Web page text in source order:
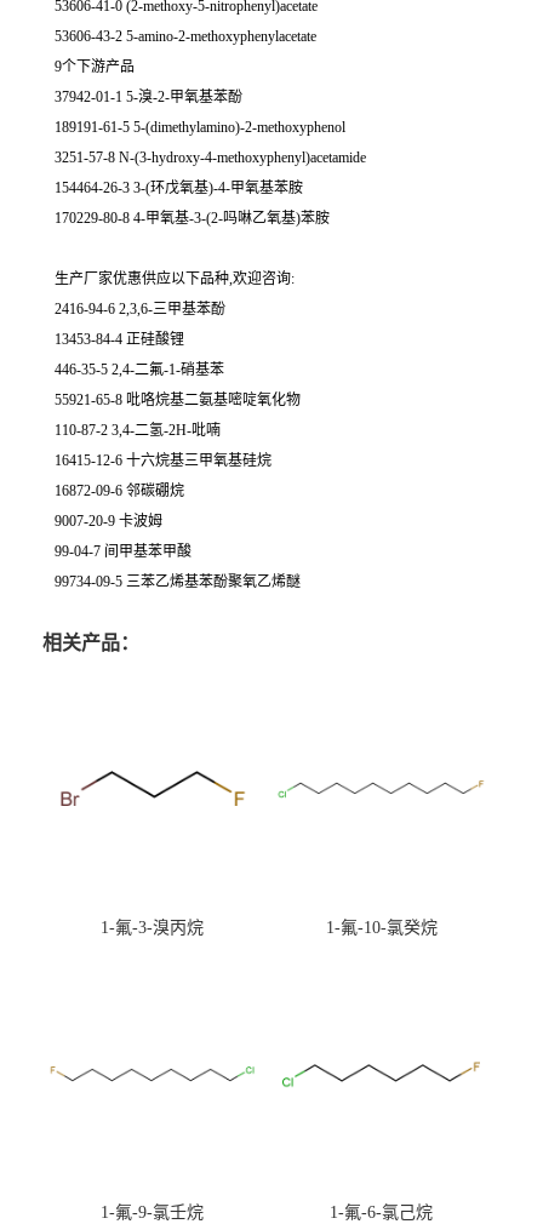
53606-41-0 (2-methoxy-5-nitrophenyl)acetate
53606-43-2 5-amino-2-methoxyphenylacetate
9个下游产品
37942-01-1 5-溴-2-甲氧基苯酚
189191-61-5 5-(dimethylamino)-2-methoxyphenol
3251-57-8 N-(3-hydroxy-4-methoxyphenyl)acetamide
154464-26-3 3-(环戊氧基)-4-甲氧基苯胺
170229-80-8 4-甲氧基-3-(2-吗啉乙氧基)苯胺
生产厂家优惠供应以下品种,欢迎咨询:
2416-94-6 2,3,6-三甲基苯酚
13453-84-4 正硅酸锂
446-35-5 2,4-二氟-1-硝基苯
55921-65-8 吡咯烷基二氨基嘧啶氧化物
110-87-2 3,4-二氢-2H-吡喃
16415-12-6 十六烷基三甲氧基硅烷
16872-09-6 邻碳硼烷
9007-20-9 卡波姆
99-04-7 间甲基苯甲酸
99734-09-5 三苯乙烯基苯酚聚氧乙烯醚
相关产品：
1-氟-3-溴丙烷 1-氟-10-氯癸烷
1-氟-9-氯壬烷 1-氟-6-氯己烷